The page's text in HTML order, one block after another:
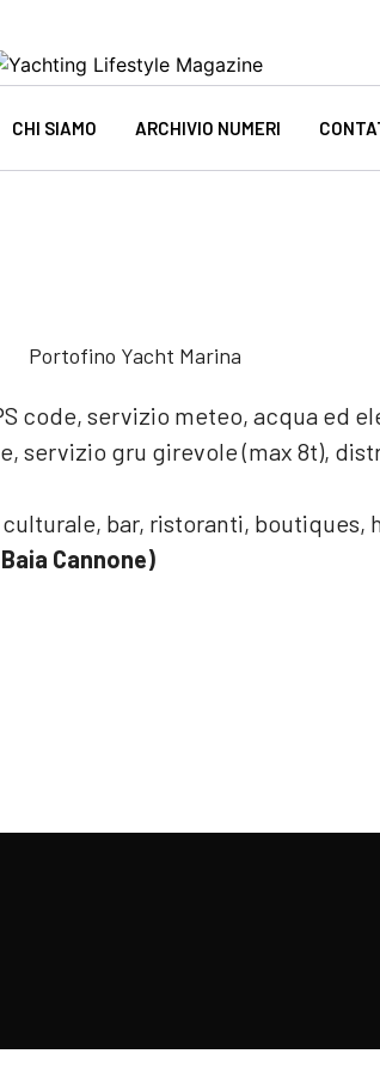
CHI SIAMO ARCHIVIO NUMERI
code, servizio meteo, acqua ed
servizio gru girevole (max 8t),
bar, ristoranti, boutiques,
Cannone)